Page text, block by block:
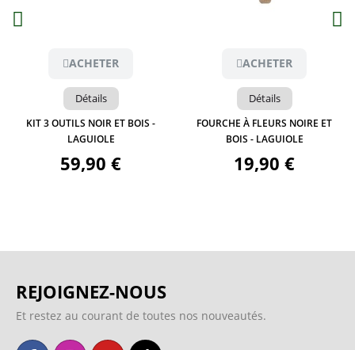
ACHETER
Détails
KIT 3 OUTILS NOIR ET BOIS -
LAGUIOLE
59,90 €
Aperçu
ACHETER
Détails
FOURCHE À FLEURS NOIRE ET
BOIS - LAGUIOLE
19,90 €
REJOIGNEZ-NOUS
Et restez au courant de toutes nos nouveautés.